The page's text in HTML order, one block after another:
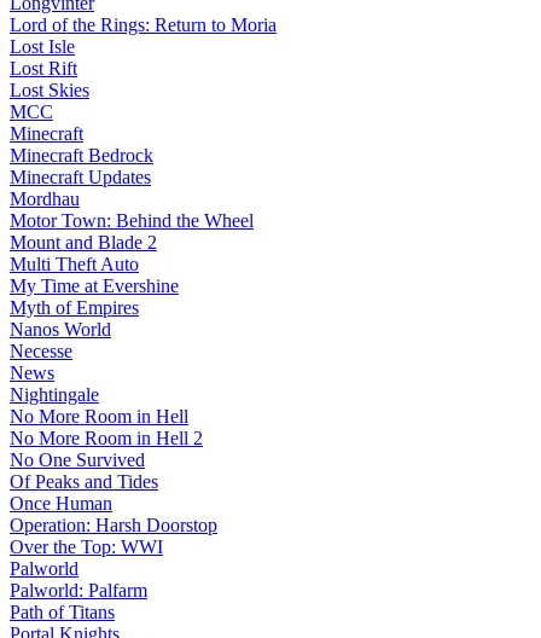
Lord of the Rings: Return to Moria
Lost Isle
Lost Rift
Lost Skies
MCC
Minecraft
Minecraft Bedrock
Minecraft Updates
Mordhau
Motor Town: Behind the Wheel
Mount and Blade 2
Multi Theft Auto
My Time at Evershine
Myth of Empires
Nanos World
Necesse
News
Nightingale
No More Room in Hell
No More Room in Hell 2
No One Survived
Of Peaks and Tides
Once Human
Operation: Harsh Doorstop
Over the Top: WWI
Palworld
Palworld: Palfarm
Path of Titans
Portal Knights